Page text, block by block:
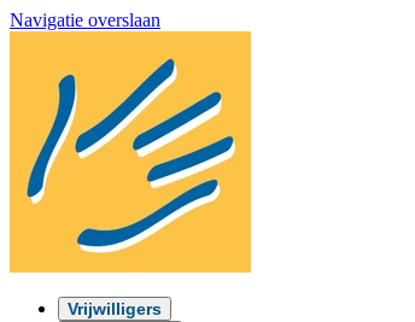
Navigatie overslaan
Vrijwilligers